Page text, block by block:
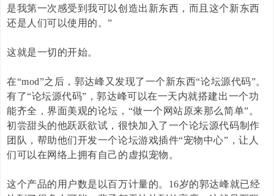
是我第一次感受到我可以创造出新东西，而且这个新东西
还是人们可以使用的。”
这就是一切的开始。
在“mod”之后，郭达峰又发现了一个新东西“论坛源代码”。
有了“论坛源代码”，郭达峰可以在一天内就搭建出一个功
能齐全，界面美观的论坛，“做一个网站原来那么简单”。
初尝甜头的他跃跃欲试，很快加入了一个论坛源代码制作
团队，帮助他们开发一个论坛游戏插件“宠物中心”，让人
们可以在网络上拥有自己的虚拟宠物。
这个产品的用户数是以百万计量的。 16岁的郭达峰就已经